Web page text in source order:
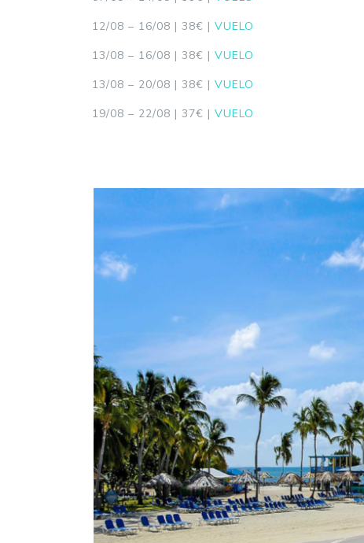
12/08 – 16/08 | 38€ | VUELO
13/08 – 16/08 | 38€ | VUELO
13/08 – 20/08 | 38€ | VUELO
19/08 – 22/08 | 37€ | VUELO